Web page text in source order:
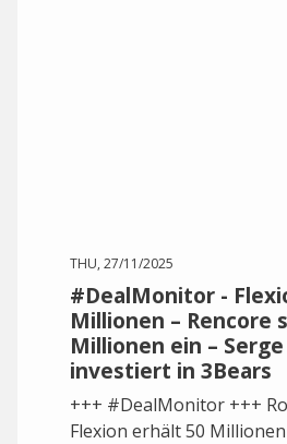
THU, 27/11/2025
#DealMonitor -
Millionen – Rencore
Millionen ein –
investiert in 3Bears
+++ #DealMonitor +++
Flexion erhält 50